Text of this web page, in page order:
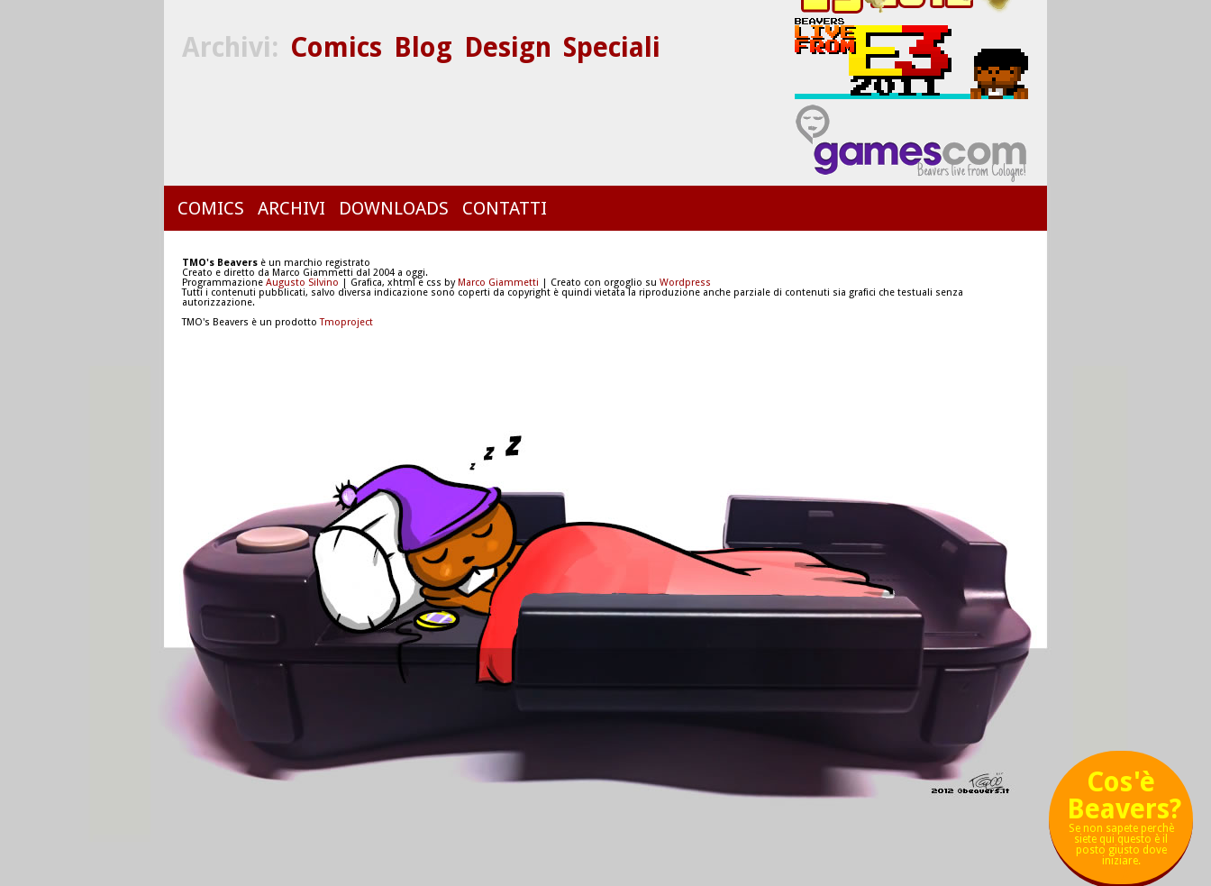
Cos'è
Beavers?
Se non sapete perchè
siete qui questo è il
posto giusto dove
iniziare.
χ
Archivi: Comics Blog Design Speciali
COMICS ARCHIVI DOWNLOADS CONTATTI
TMO's Beavers è un marchio registrato
Creato e diretto da Marco Giammetti dal 2004 a oggi.
Programmazione Augusto Silvino | Grafica, xhtml e css byMarco Giammetti | Creato con orgoglio su Wordpress
Tutti i contenuti pubblicati, salvo diversa indicazione sono coperti da copyright è quindi vietata la riproduzione anche parziale di contenuti sia grafici che testuali senza
autorizzazione.
TMO's Beavers è un prodottoTmoproject